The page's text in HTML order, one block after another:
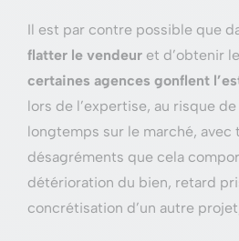
Il est par contre possible que
flatter le vendeur et d’obtenir
certaines agences gonflent
lors de l’expertise, au risque
longtemps sur le marché, avec
désagréments que cela
détérioration du bien, retard
concrétisation d’un autre